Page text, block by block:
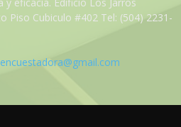
Piso Cubiculo #402 Tel: (504) 2231-